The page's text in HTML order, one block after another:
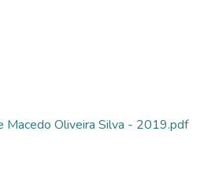
Macedo Oliveira Silva - 2019.pdf